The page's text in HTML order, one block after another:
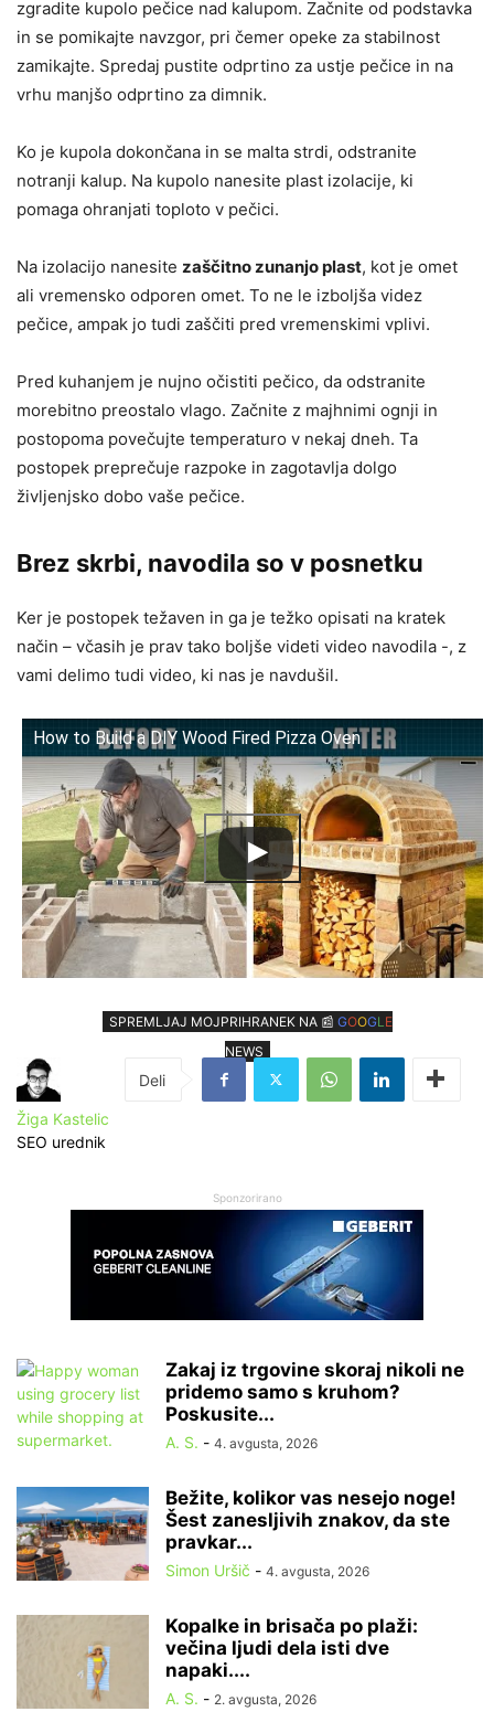
zgradite kupolo pečice nad kalupom. Začnite od podstavka
in se pomikajte navzgor, pri čemer opeke za stabilnost
zamikajte. Spredaj pustite odprtino za ustje pečice in na
vrhu manjšo odprtino za dimnik.
Ko je kupola dokončana in se malta strdi, odstranite
notranji kalup. Na kupolo nanesite plast izolacije, ki
pomaga ohranjati toploto v pečici.
Na izolacijo nanesite zaščitno zunanjo plast, kot je omet
ali vremensko odporen omet. To ne le izboljša videz
pečice, ampak jo tudi zaščiti pred vremenskimi vplivi.
Pred kuhanjem je nujno očistiti pečico, da odstranite
morebitno preostalo vlago. Začnite z majhnimi ognji in
postopoma povečujte temperaturo v nekaj dneh. Ta
postopek preprečuje razpoke in zagotavlja dolgo
življenjsko dobo vaše pečice.
Brez skrbi, navodila so v posnetku
Ker je postopek težaven in ga je težko opisati na kratek
način – včasih je prav tako boljše videti video navodila -, z
vami delimo tudi video, ki nas je navdušil.
How to Build a DIY Wood Fired Pizza Oven
SPREMLJAJ MOJPRIHRANEK NA 📰 GOOGL E
NEWS
Žiga Kastelic
SEO urednik
Sponzorirano
Zakaj iz trgovine skoraj nikoli ne
pridemo samo s kruhom?
Poskusite...
A. S. - 4. avgusta, 2026
Bežite, kolikor vas nesejo noge!
Šest zanesljivih znakov, da ste
pravkar...
Simon Uršič - 4. avgusta, 2026
Kopalke in brisača po plaži:
večina ljudi dela isti dve
napaki....
A. S. - 2. avgusta, 2026